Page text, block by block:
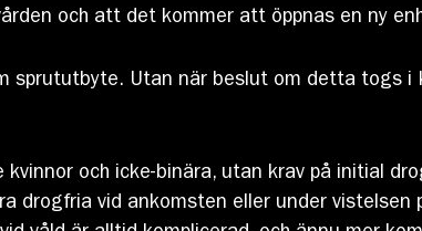
och att det kommer att öppnas en ny
Utan när beslut om detta togs i
kvinnor och icke-binära, utan krav på initial
drogfria vid ankomsten eller under